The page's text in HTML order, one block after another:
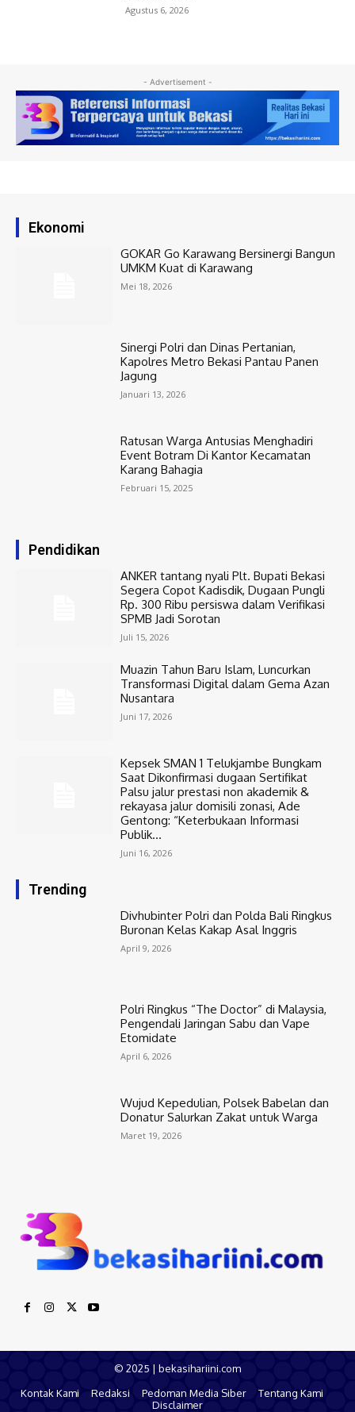
Agustus 6, 2026
- Advertisement -
Ekonomi
GOKAR Go Karawang Bersinergi Bangun
UMKM Kuat di Karawang
Mei 18, 2026
Sinergi Polri dan Dinas Pertanian,
Kapolres Metro Bekasi Pantau Panen
Jagung
Januari 13, 2026
Ratusan Warga Antusias Menghadiri
Event Botram Di Kantor Kecamatan
Karang Bahagia
Februari 15, 2025
Pendidikan
ANKER tantang nyali Plt. Bupati Bekasi
Segera Copot Kadisdik, Dugaan Pungli
Rp. 300 Ribu persiswa dalam Verifikasi
SPMB Jadi Sorotan
Juli 15, 2026
Muazin Tahun Baru Islam, Luncurkan
Transformasi Digital dalam Gema Azan
Nusantara
Juni 17, 2026
Kepsek SMAN 1 Telukjambe Bungkam
Saat Dikonfirmasi dugaan Sertifikat
Palsu jalur prestasi non akademik &
rekayasa jalur domisili zonasi, Ade
Gentong: “Keterbukaan Informasi
Publik...
Juni 16, 2026
Trending
Divhubinter Polri dan Polda Bali Ringkus
Buronan Kelas Kakap Asal Inggris
April 9, 2026
Polri Ringkus “The Doctor” di Malaysia,
Pengendali Jaringan Sabu dan Vape
Etomidate
April 6, 2026
Wujud Kepedulian, Polsek Babelan dan
Donatur Salurkan Zakat untuk Warga
Maret 19, 2026
© 2025 | bekasihariini.com
Kontak Kami
Redaksi Pedoman Media Siber
Tentang Kami
Disclaimer